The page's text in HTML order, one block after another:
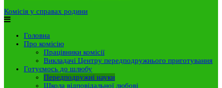
Комісія у справах родини
Головна
Про комісію
Працівники комісії
Викладачі Центру передподружнього приготування
Готуємось до шлюбу
Передподружні науки
Школа відповідальної любові